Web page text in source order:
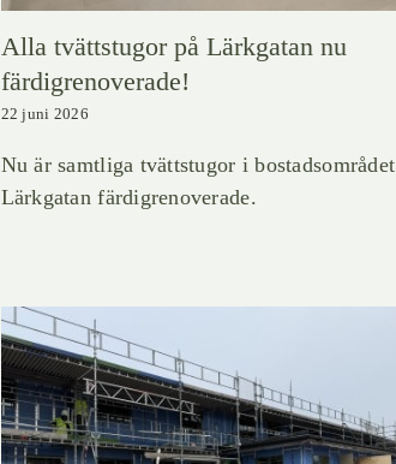
Alla tvättstugor på Lärkgatan nu
färdigrenoverade!
22 juni 2026
Nu är samtliga tvättstugor i bostadsområdet
Lärkgatan färdigrenoverade.